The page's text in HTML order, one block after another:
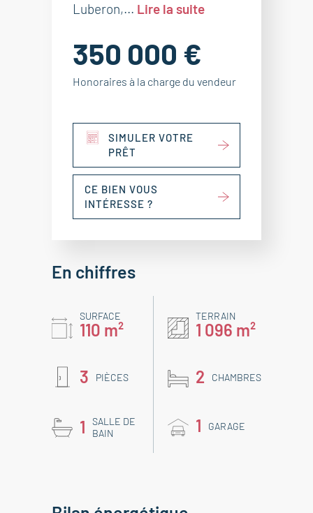
Luberon,... Lire la suite
350 000 €
Honoraires à la charge du vendeur
SIMULER VOTRE
PRÊT
CE BIEN VOUS
INTÉRESSE ?
En chiffres
SURFACE
110 m²
TERRAIN
1 096 m²
3 PIÈCES 2 CHAMBRES
1
SALLE DE
BAIN
1 GARAGE